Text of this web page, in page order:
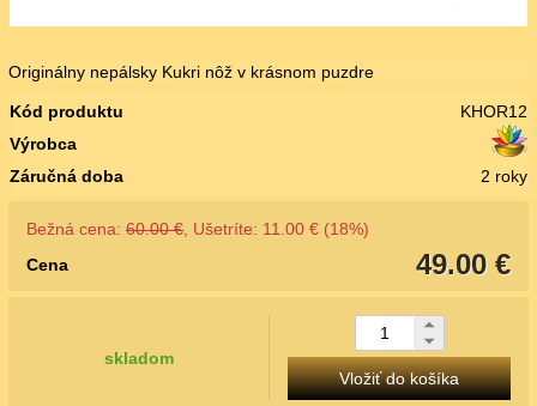
Originálny nepálsky Kukri nôž v krásnom puzdre
Kód produktu
KHOR12
Výrobca
Záručná doba
2 roky
Bežná cena: 60.00 € , Ušetríte: 11.00 € (18%)
49.00 €
Cena
skladom
Vložiť do košíka